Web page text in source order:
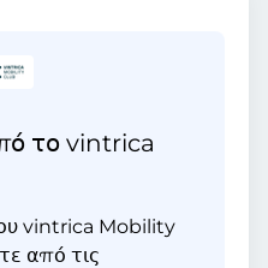
το vintrica
vintrica Mobility
από τις